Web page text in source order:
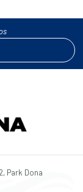
Park Dona